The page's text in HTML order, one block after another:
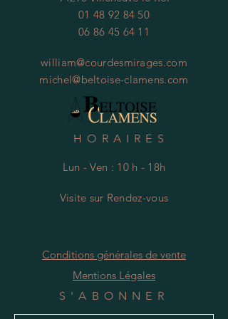
01 48 92 84 50
06 86 45 64 11
william@courdesmirages.com
michel@beltoise-clamens.com
HORAIRES
Lun - Ven : 10 h - 18h
Visite sur Rendez-vous
Conditions générales de vente
Mentions Légales
S'ABONNER